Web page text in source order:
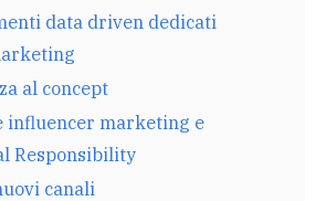
data driven dedicati
al concept
influencer marketing e
Responsibility
canali